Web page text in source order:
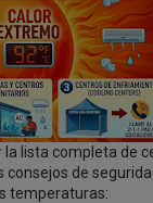
lista completa de
consejos de
temperaturas: